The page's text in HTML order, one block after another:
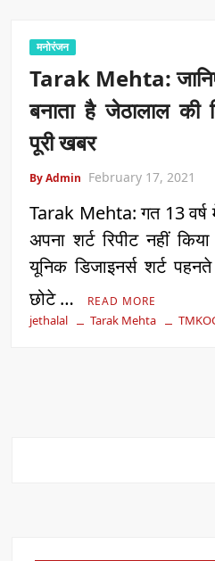
मनोरंजन
Tarak Mehta:
बनाता है जेठालाल की
पूरी खबर
By Admin February 17, 2021
Tarak Mehta: गत 13 वर्ष
अपना शर्ट रिपीट नहीं
यूनिक डिजाइनर्स शर्ट
छोटे …
READ MORE
jethalal Tarak Mehta